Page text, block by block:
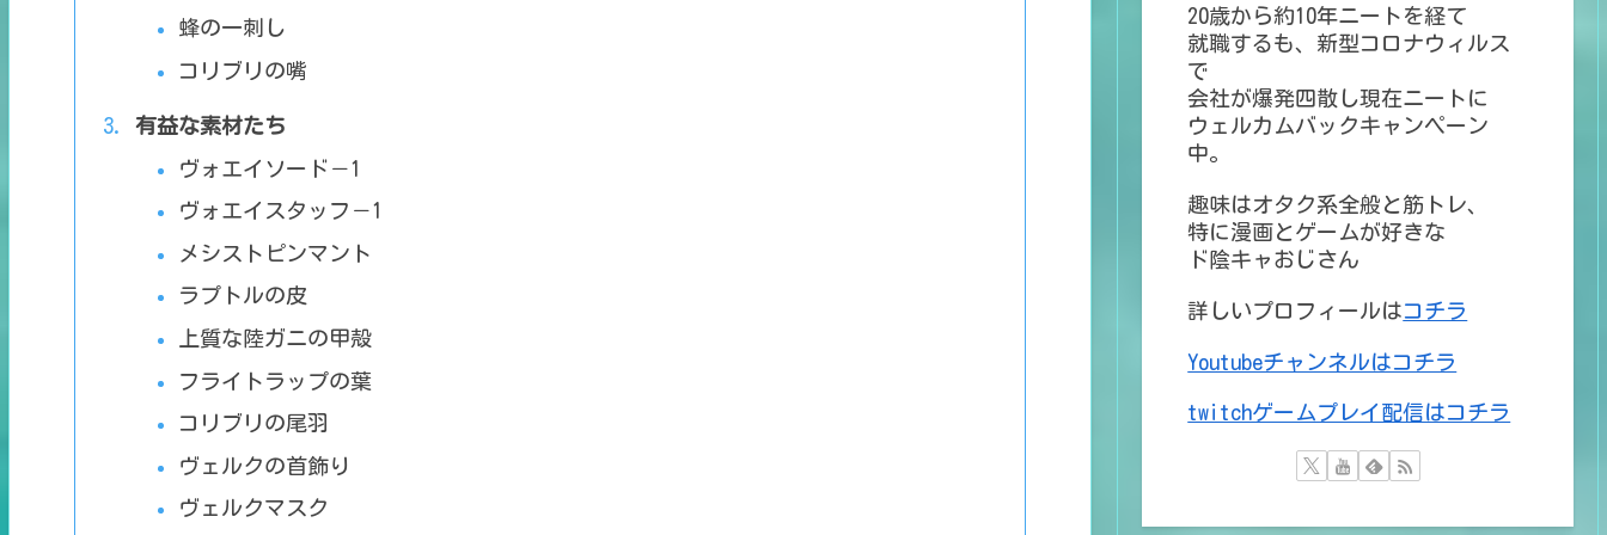
蜂の一刺し
コリブリの嘴
有益な素材たち
ヴォエイソード－1
ヴォエイスタッフ－1
メシストピンマント
ラプトルの皮
上質な陸ガニの甲殻
フライトラップの葉
コリブリの尾羽
ヴェルクの首飾り
ヴェルクマスク
20歳から約10年ニートを経て
就職するも、新型コロナウィルス
で
会社が爆発四散し現在ニートに
ウェルカムバックキャンペーン
中。
趣味はオタク系全般と筋トレ、
特に漫画とゲームが好きな
ド陰キャおじさん
詳しいプロフィールはコチラ
Youtubeチャンネルはコチラ
twitchゲームプレイ配信はコチラ